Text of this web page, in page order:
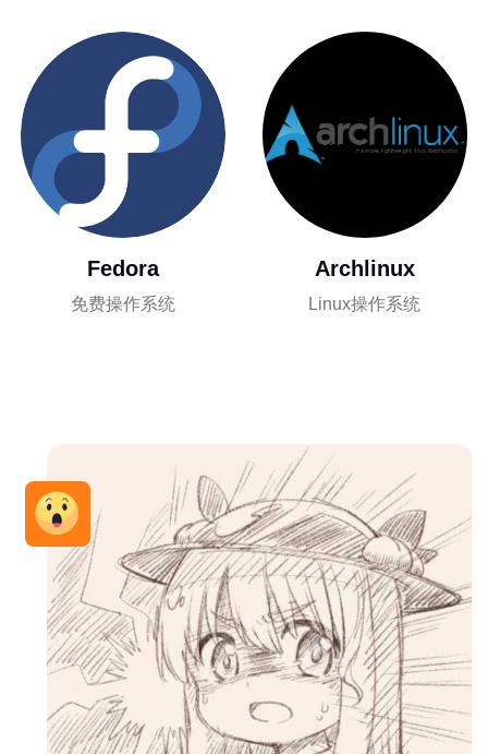
Fedora
免费操作系统
Archlinux
Linux操作系统